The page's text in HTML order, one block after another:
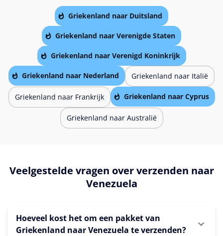
Griekenland naar Duitsland
Griekenland naar Verenigde Staten
Griekenland naar Verenigd Koninkrijk
Griekenland naar Nederland Griekenland naar Italië
Griekenland naar Frankrijk Griekenland naar Cyprus
Griekenland naar Australië
Veelgestelde vragen over verzenden naar
Venezuela
Hoeveel kost het om een pakket van
Griekenland naar Venezuela te verzenden?